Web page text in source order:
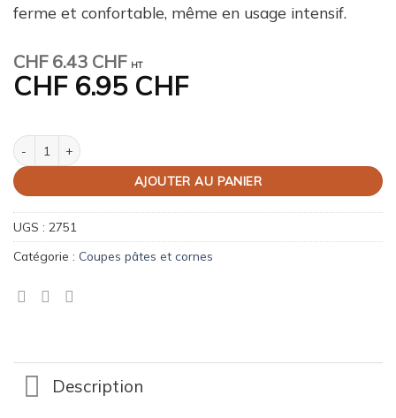
ferme et confortable, même en usage intensif.
CHF6.43 CHF HT
CHF6.95 CHF
quantité de Coupe pâte 15 cm
AJOUTER AU PANIER
UGS : 2751
Catégorie : Coupes pâtes et cornes
Description